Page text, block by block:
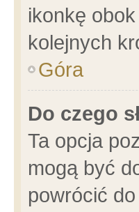
ikonkę
kolejnych
Góra
Do czego
Ta opcja
mogą być
powrócić